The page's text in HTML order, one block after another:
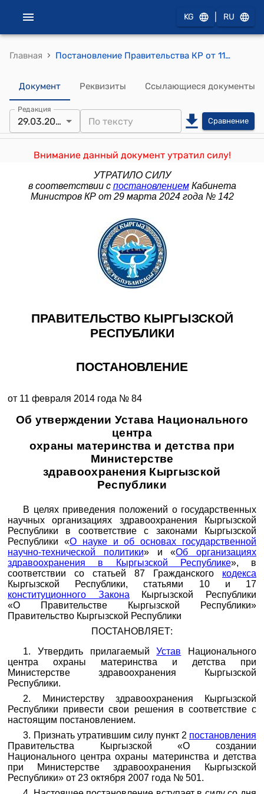
KG RU
Главная › Постановление Правительства КР от 11 февраля 2014 года № 84 "Об утверждении Устава Национального центра охраны материнства и детства при Министерстве здравоохранения Кыргызской Республики"
Документ Реквизиты Ссылающиеся документы
Редакция
29.03.2024 Сравнение
Внимание данный документ утратил силу!